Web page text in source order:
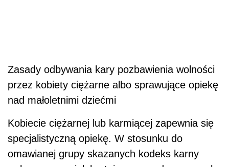
Zasady odbywania kary pozbawienia wolności
przez kobiety ciężarne albo sprawujące opiekę
nad małoletnimi dziećmi
Kobiecie ciężarnej lub karmiącej zapewnia się
specjalistyczną opiekę. W stosunku do
omawianej grupy skazanych kodeks karny